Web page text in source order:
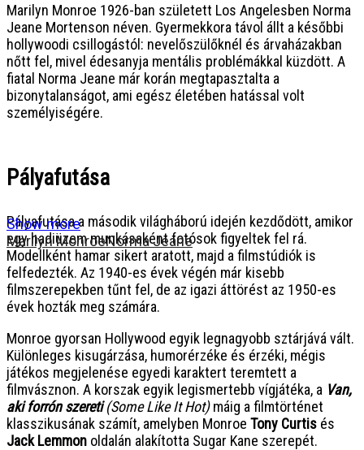
Marilyn Monroe 1926-ban született Los Angelesben Norma
Jeane Mortenson néven. Gyermekkora távol állt a későbbi
hollywoodi csillogástól: nevelőszülőknél és árvaházakban
nőtt fel, mivel édesanyja mentális problémákkal küzdött. A
fiatal Norma Jeane már korán megtapasztalta a
bizonytalanságot, ami egész életében hatással volt
személyiségére.
Pályafutása
Pályafutása a második világháború idején kezdődött, amikor
egy hadiüzem munkásaként fotósok figyeltek fel rá.
Modellként hamar sikert aratott, majd a filmstúdiók is
felfedezték. Az 1940-es évek végén már kisebb
filmszerepekben tűnt fel, de az igazi áttörést az 1950-es
évek hozták meg számára.
Monroe gyorsan Hollywood egyik legnagyobb sztárjává vált.
Különleges kisugárzása, humorérzéke és érzéki, mégis
játékos megjelenése egyedi karaktert teremtett a
filmvásznon. A korszak egyik legismertebb vígjátéka, a Van,
aki forrón szereti(Some Like It Hot)máig a filmtörténet
klasszikusának számít, amelyben Monroe Tony Curtis és
Jack Lemmon oldalán alakította Sugar Kane szerepét.
Show more
Marilyn MonroeNorma Jeane